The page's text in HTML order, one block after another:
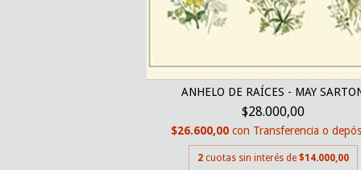
ANHELO DE RAÍCES - MAY
$28.000,00
$26.600,00con Transferencia o
2 cuotas sin interés de $14.000,00